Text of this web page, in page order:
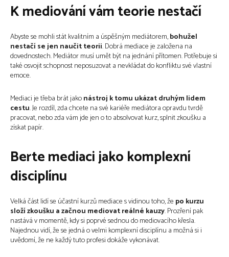
K mediování vám teorie nestačí
Abyste se mohli stát kvalitním a úspěšným mediátorem,bohužel
nestačí se jen naučit teorii. Dobrá mediace je založena na
dovednostech. Mediátor musí umět být na jednání přítomen. Potřebuje si
také osvojit schopnost neposuzovat a nevkládat do konfliktu své vlastní
emoce.
Mediaci je třeba brát jakonástroj k tomu ukázat druhým lidem
cestu. Je rozdíl, zda chcete na své kariéře mediátora opravdu tvrdě
pracovat, nebo zda vám jde jen o to absolvovat kurz, splnit zkoušku a
získat papír.
Berte mediaci jako komplexní
disciplínu
Velká část lidí se účastní kurzů mediace s vidinou toho, že po kurzu
složí zkoušku a začnou mediovat reálné kauzy. Prozření pak
nastává v momentě, kdy si poprvé sednou do mediovacího křesla.
Najednou vidí, že se jedná o velmi komplexní disciplínu a možná si i
uvědomí, že ne každý tuto profesi dokáže vykonávat.